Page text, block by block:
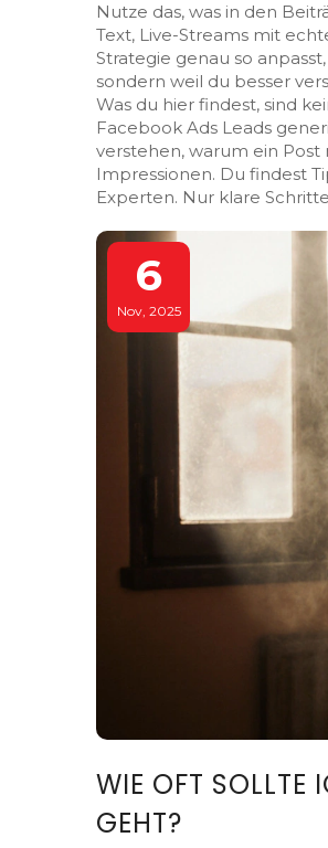
Nutze das, was in den
Text, Live-Streams mit
Strategie genau so
sondern weil du besser
Was du hier findest, sind
Facebook Ads Leads
verstehen, warum ein
Impressionen. Du findest
Experten. Nur klare
6
Nov, 2025
WIE OFT SOLLTE
GEHT?